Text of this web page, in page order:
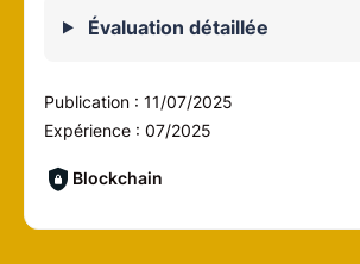
Évaluation détaillée
Publication : 11/07/2025
Expérience : 07/2025
Blockchain